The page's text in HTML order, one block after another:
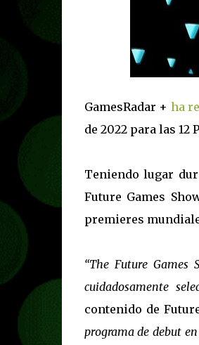
GamesRadar + ha
de 2022 para las 12
Teniendo lugar
Future Games
premieres
“The Future
cuidadosamente
contenido de
programa de debut